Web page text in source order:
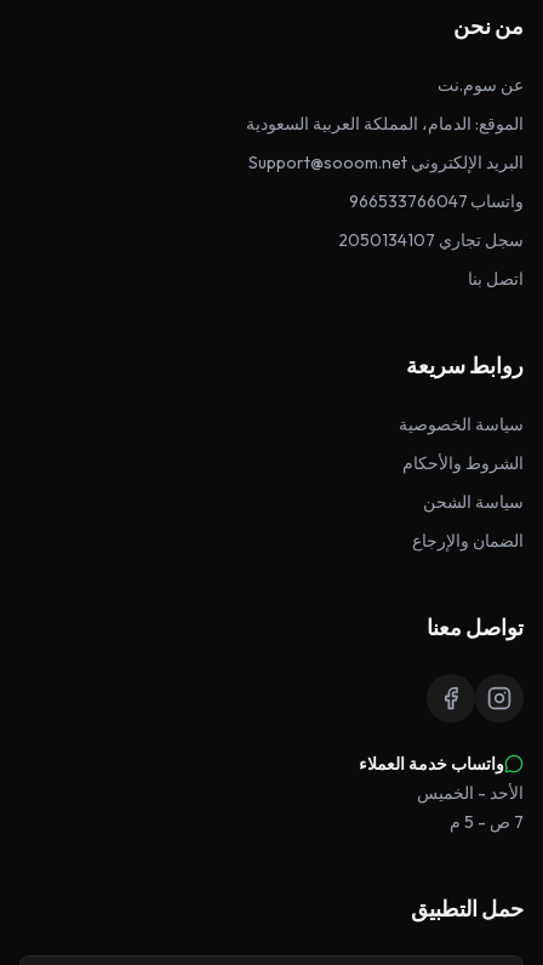
من نحن
عن سوم.نت
الموقع: الدمام، المملكة العربية السعودية
البريد الإلكتروني Support@sooom.net
واتساب 966533766047
سجل تجاري 2050134107
اتصل بنا
روابط سريعة
سياسة الخصوصية
الشروط والأحكام
سياسة الشحن
الضمان والإرجاع
تواصل معنا
واتساب خدمة العملاء
الأحد - الخميس
7 ص - 5 م
حمل التطبيق